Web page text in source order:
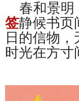
春和景明
签静候书页
日的信物
时光在方寸